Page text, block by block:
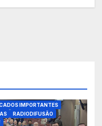
IMPORTANTES
RADIODIFUSÃO